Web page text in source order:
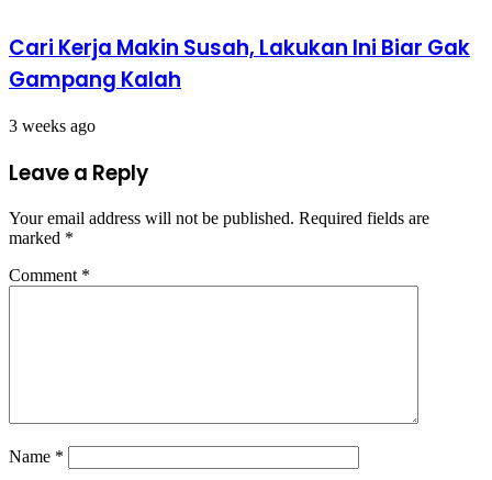
Cari Kerja Makin Susah, Lakukan Ini Biar Gak
Gampang Kalah
3 weeks ago
Leave a Reply
Your email address will not be published. Required fields are
marked *
Comment *
Name *